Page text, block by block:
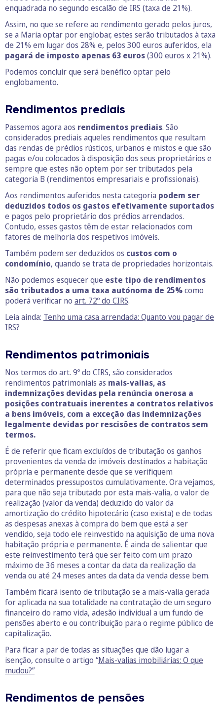
enquadrada no segundo escalão de IRS (taxa de 21%).
Assim, no que se refere ao rendimento gerado pelos juros,
se a Maria optar por englobar, estes serão tributados à taxa
de 21% em lugar dos 28% e, pelos 300 euros auferidos, ela
pagará de imposto apenas 63 euros(300 euros x 21%).
Podemos concluir que será benéfico optar pelo
englobamento.
Rendimentos prediais
Passemos agora aos rendimentos prediais. São
considerados prediais aqueles rendimentos que resultam
das rendas de prédios rústicos, urbanos e mistos e que são
pagas e/ou colocados à disposição dos seus proprietários e
sempre que estes não optem por ser tributados pela
categoria B (rendimentos empresariais e profissionais).
Aos rendimentos auferidos nesta categoria podem ser
deduzidos todos os gastos efetivamente suportados
e pagos pelo proprietário dos prédios arrendados.
Contudo, esses gastos têm de estar relacionados com
fatores de melhoria dos respetivos imóveis.
Também podem ser deduzidos os custos com o
condomínio, quando se trata de propriedades horizontais.
Não podemos esquecer que este tipo de rendimentos
são tributados a uma taxa autónoma de 25%como
poderá verificar no art. 72º do CIRS.
Leia ainda: Tenho uma casa arrendada: Quanto vou pagar de
IRS?
Rendimentos patrimoniais
Nos termos do art. 9º do CIRS, são considerados
rendimentos patrimoniais as mais-valias, as
indemnizações devidas pela renúncia onerosa a
posições contratuais inerentes a contratos relativos
a bens imóveis, com a exceção das indemnizações
legalmente devidas por rescisões de contratos sem
termos.
É de referir que ficam excluídos de tributação os ganhos
provenientes da venda de imóveis destinados a habitação
própria e permanente desde que se verifiquem
determinados pressupostos cumulativamente. Ora vejamos,
para que não seja tributado por esta mais-valia, o valor de
realização (valor da venda) deduzido do valor da
amortização do crédito hipotecário (caso exista) e de todas
as despesas anexas à compra do bem que está a ser
vendido, seja todo ele reinvestido na aquisição de uma nova
habitação própria e permanente. É ainda de salientar que
este reinvestimento terá que ser feito com um prazo
máximo de 36 meses a contar da data da realização da
venda ou até 24 meses antes da data da venda desse bem.
Também ficará isento de tributação se a mais-valia gerada
for aplicada na sua totalidade na contratação de um seguro
financeiro do ramo vida, adesão individual a um fundo de
pensões aberto e ou contribuição para o regime público de
capitalização.
Para ficar a par de todas as situações que dão lugar a
isenção, consulte o artigo “Mais-valias imobiliárias: O que
mudou?”
Rendimentos de pensões